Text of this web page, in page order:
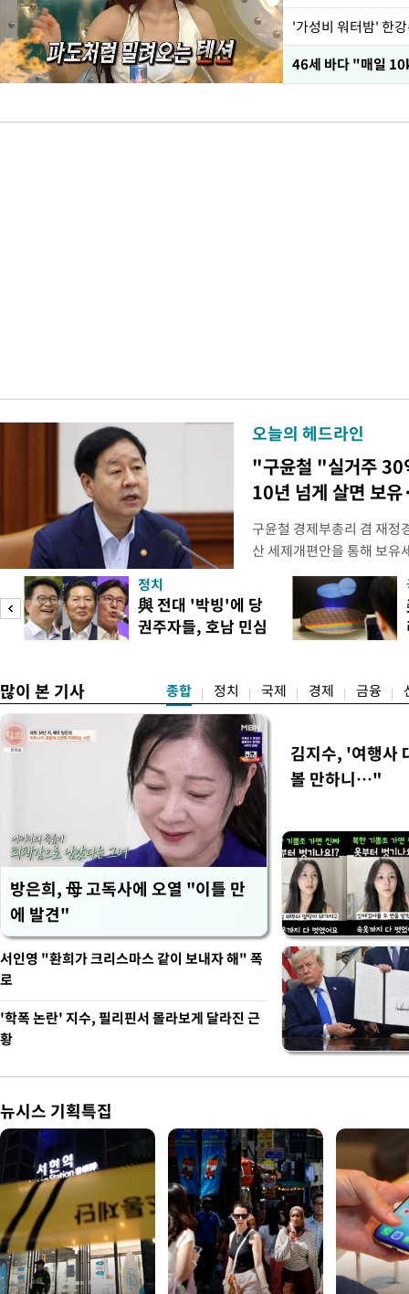
오늘의 헤드라인
"구윤철 "실거주 30
10년 넘게 살면 보
구윤철 경제부총리 겸 재정
산 세제개편안을 통해 보유
지적에 대해 "사는(실거주
어들고 나중에 팔 때 양도
총리는 이날 오전 MBC 라
터뷰에서 "이게(30억원 이
정치
與 전대 '박빙'에 당
권주자들, 호남 민심
많이 본 기사 종합 정치 국제 경제 금융
방은희, 母 고독사에 오열 "이틀 만
에 발견"
김지수, '여행사
볼 만하니…"
서인영 "환희가 크리스마스 같이 보내자 해" 폭
로
'학폭 논란' 지수, 필리핀서 몰라보게 달라진 근
황
뉴시스 기획특집